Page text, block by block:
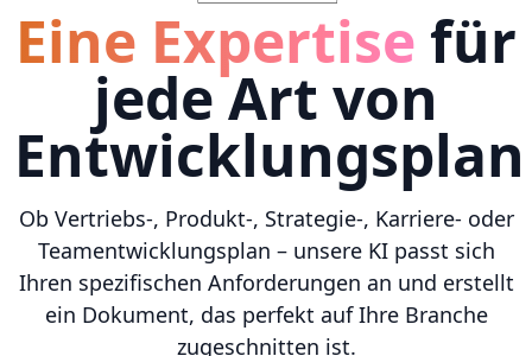
Eine Expertise für
jede Art von
Entwicklungsplan
Ob Vertriebs-, Produkt-, Strategie-, Karriere- oder
Teamentwicklungsplan – unsere KI passt sich
Ihren spezifischen Anforderungen an und erstellt
ein Dokument, das perfekt auf Ihre Branche
zugeschnitten ist.